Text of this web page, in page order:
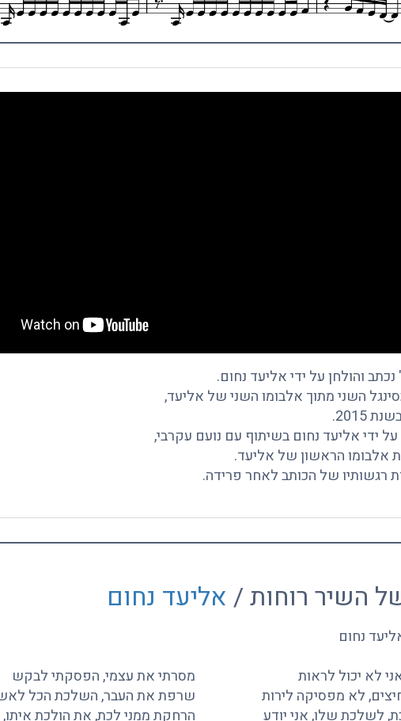
והולחן על ידי אליעד נחום.
השני מתוך אלבומו השני של אליעד,
2015.
ידי אליעד נחום בשיתוף עם נועם עקרבי,
אלבומו הראשון של אליעד.
רגשותיו של הכותב לאחר פרידה.
השיר רוחות / אליעד נחום
נחום
לא יכול לראות
לא מפסיקה לירות
לשלכת שלו, אני יודע
מסרתי את עצמי, הפסקתי לבקש
שרפת את העבר, השלכת הכל
הרחקת ממני לכת, את הולכת איתו,